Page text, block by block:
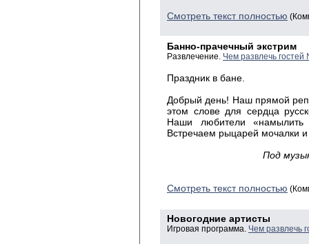
Смотреть текст полностью
Банно-прачечный экстрим
Развлечение. Чем развлечь
Праздник в бане.
Добрый день! Наш прямой
этом слове для сердца
Наши любители
Встречаем рыцарей мочалки и
Под
Смотреть текст полностью
Новогодние артисты
Игровая программа. Чем развлечь